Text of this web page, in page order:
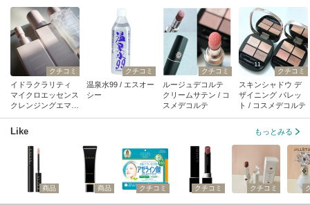
クチコミ
イドラクラリティ
マイクロエッセンス
クレンジングエマル
ルテ
クチコミ
温泉水99 / エスオー
シー
クチコミ
ルージュデコルテ
クリームサテン / コ
スメデコルテ
クチコミ
スキンシャドウ デ
ザイニング パレッ
ト / コスメデコルテ
Like もっとみる
商品 商品 クチコミ クチコミ クチコミ